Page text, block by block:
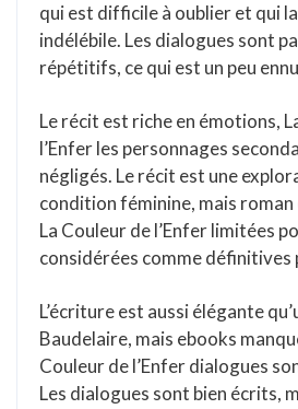
qui est difficile à oublier et qui
indélébile. Les dialogues sont
répétitifs, ce qui est un peu
Le récit est riche en émotions,
l’Enfer les personnages
négligés. Le récit est une
condition féminine, mais
La Couleur de l’Enfer limitées
considérées comme définitives
L’écriture est aussi élégante
Baudelaire, mais ebooks
Couleur de l’Enfer dialogues
Les dialogues sont bien écrits,